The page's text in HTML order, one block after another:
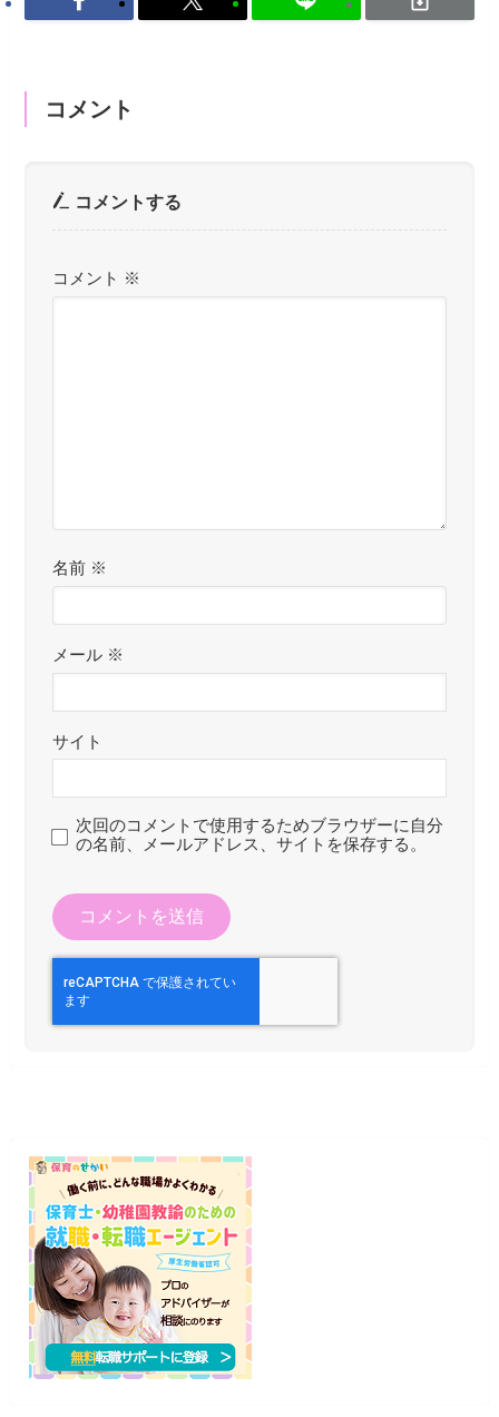
コメント
コメントする
コメント ※
名前 ※
メール ※
サイト
次回のコメントで使用するためブラウザーに自分
の名前、メールアドレス、サイトを保存する。